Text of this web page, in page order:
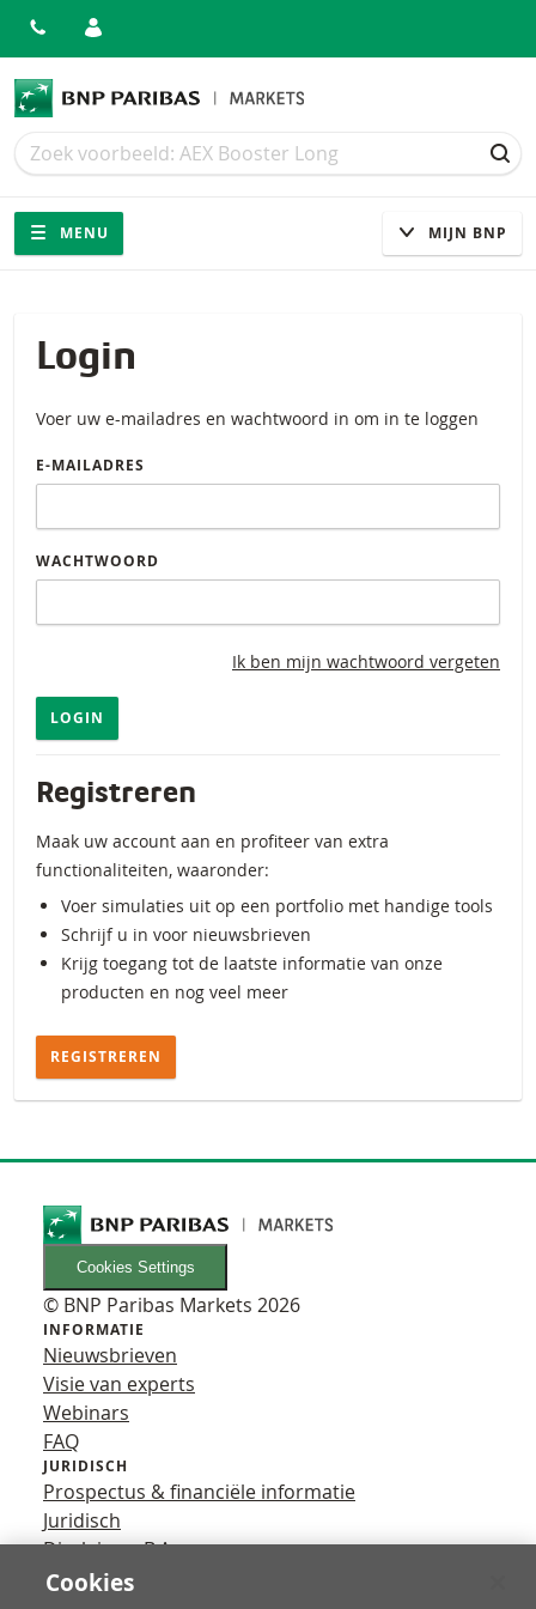
Zoek
Zoek
Navigatie
Site navigatie
MENU MIJN BNP
Login
Voer uw e-mailadres en wachtwoord in om in te loggen
E-MAILADRES
WACHTWOORD
Ik ben mijn wachtwoord vergeten
LOGIN
Registreren
Maak uw account aan en profiteer van extra
functionaliteiten, waaronder:
Voer simulaties uit op een portfolio met handige tools
Schrijf u in voor nieuwsbrieven
Krijg toegang tot de laatste informatie van onze
producten en nog veel meer
REGISTREREN
Cookies Settings
© BNP Paribas Markets 2026
INFORMATIE
Nieuwsbrieven
Visie van experts
Webinars
FAQ
JURIDISCH
Prospectus & financiële informatie
Juridisch
Disclaimer B.A.
Privacy
Cookies